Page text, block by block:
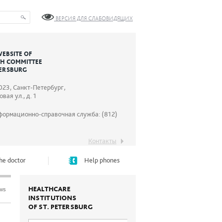
ВЕРСИЯ ДЛЯ СЛАБОВИДЯЩИХ
OF
COMMITTEE
Санкт-Петербург,
ул., д. 1
справочная служба: (812)
Контакты
doctor Help phones
HEALTHCARE
INSTITUTIONS
OF ST. PETERSBURG